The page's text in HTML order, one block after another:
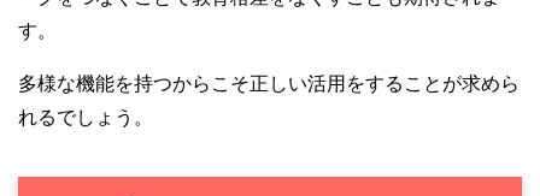
す。
多様な機能を持つからこそ正しい活用をすることが求めら
れるでしょう。